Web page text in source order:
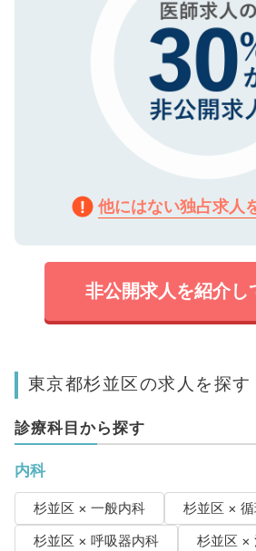
他にはない独占求人
非公開求人を紹介し
東京都杉並区の求人を探す
診療科目から探す
内科
杉並区 × 一般内科
杉並区 ×
杉並区 × 呼吸器内科
杉並区 ×